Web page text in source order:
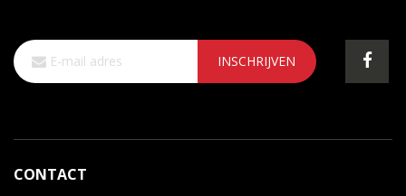
Abonneer
u
op
INSCHRIJVEN
CONTACT